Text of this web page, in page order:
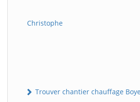
Christophe
Trouver chantier chauffage